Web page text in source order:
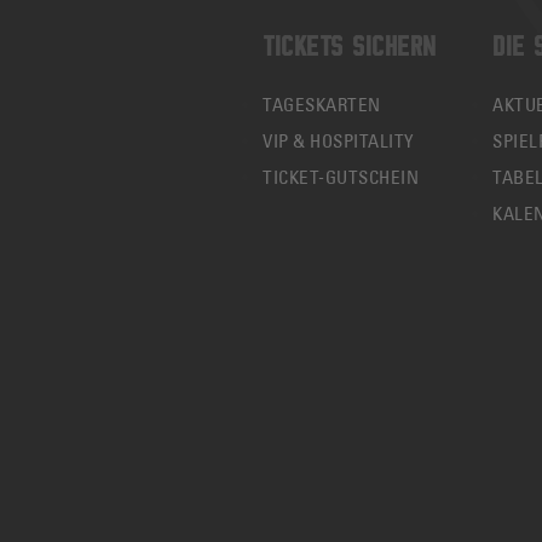
TICKETS SICHERN
TAGESKARTEN
VIP & HOSPITALITY
TICKET-GUTSCHEIN
DIE